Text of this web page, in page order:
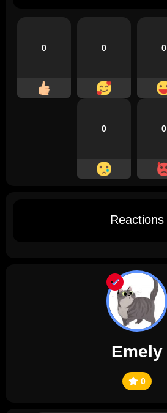
0 0 0
0 0
Reactions
Emely
0